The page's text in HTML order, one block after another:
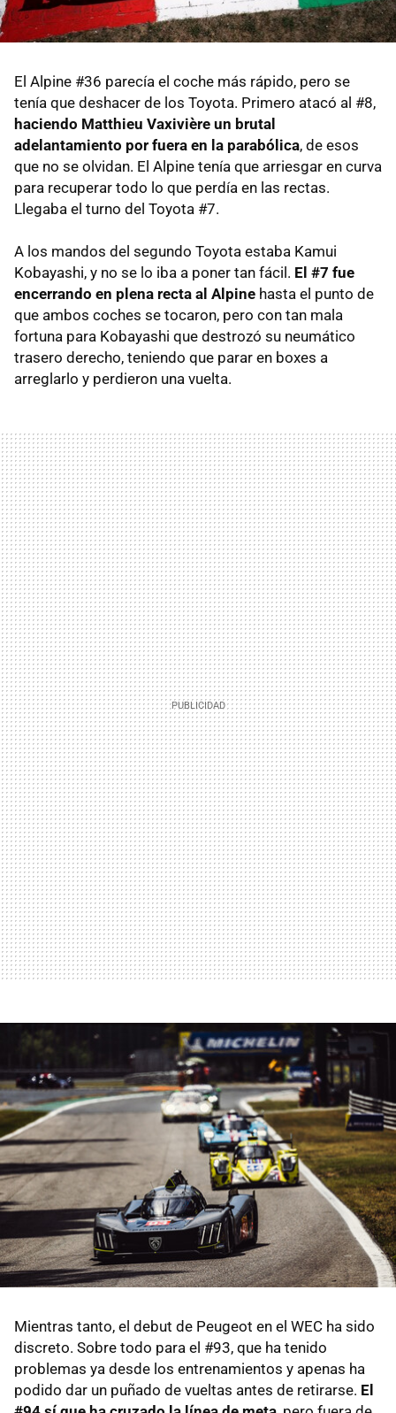
El Alpine #36 parecía el coche más rápido, pero se
tenía que deshacer de los Toyota. Primero atacó al #8,
haciendo Matthieu Vaxivière un brutal
adelantamiento por fuera en la parabólica, de esos
que no se olvidan. El Alpine tenía que arriesgar en curva
para recuperar todo lo que perdía en las rectas.
Llegaba el turno del Toyota #7.
A los mandos del segundo Toyota estaba Kamui
Kobayashi, y no se lo iba a poner tan fácil. El #7 fue
encerrando en plena recta al Alpine hasta el punto de
que ambos coches se tocaron, pero con tan mala
fortuna para Kobayashi que destrozó su neumático
trasero derecho, teniendo que parar en boxes a
arreglarlo y perdieron una vuelta.
Mientras tanto, el debut de Peugeot en el WEC ha sido
discreto. Sobre todo para el #93, que ha tenido
problemas ya desde los entrenamientos y apenas ha
podido dar un puñado de vueltas antes de retirarse. El